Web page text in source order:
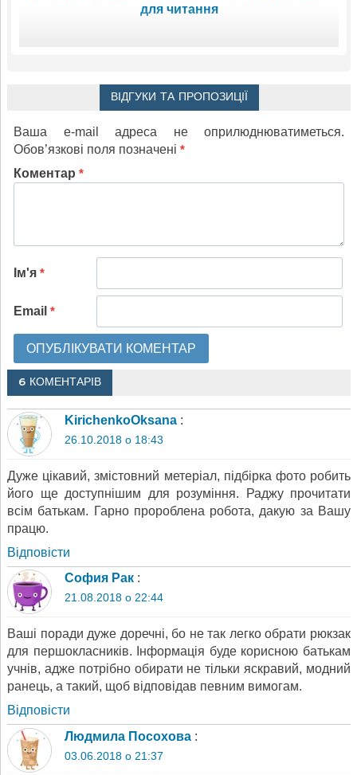
для читання
ВІДГУКИ ТА ПРОПОЗИЦІЇ
Ваша e-mail адреса не оприлюднюватиметься.
Обов’язкові поля позначені *
Коментар *
Ім'я *
Email *
6 КОМЕНТАРІВ
KirichenkoOksana :
26.10.2018 о 18:43
Дуже цікавий, змістовний метеріал, підбірка фото робить
його ще доступнішим для розуміння. Раджу прочитати
всім батькам. Гарно пророблена робота, дакую за Вашу
працю.
Відповіcти
София Рак :
21.08.2018 о 22:44
Ваші поради дуже доречні, бо не так легко обрати рюкзак
для першокласників. Інформація буде корисною батькам
учнів, адже потрібно обирати не тільки яскравий, модний
ранець, а такий, щоб відповідав певним вимогам.
Відповіcти
Людмила Посохова :
03.06.2018 о 21:37